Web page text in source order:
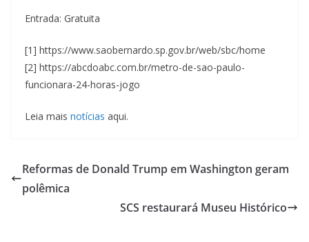
Entrada: Gratuita
[1] https://www.saobernardo.sp.gov.br/web/sbc/home
[2] https://abcdoabc.com.br/metro-de-sao-paulo-
funcionara-24-horas-jogo
Leia mais notícias aqui.
Reformas de Donald Trump em Washington geram
polêmica
SCS restaurará Museu Histórico